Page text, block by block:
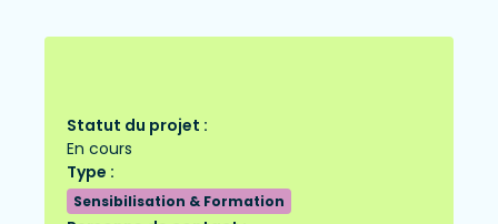
Statut du projet :
En cours
Type :
Sensibilisation & Formation